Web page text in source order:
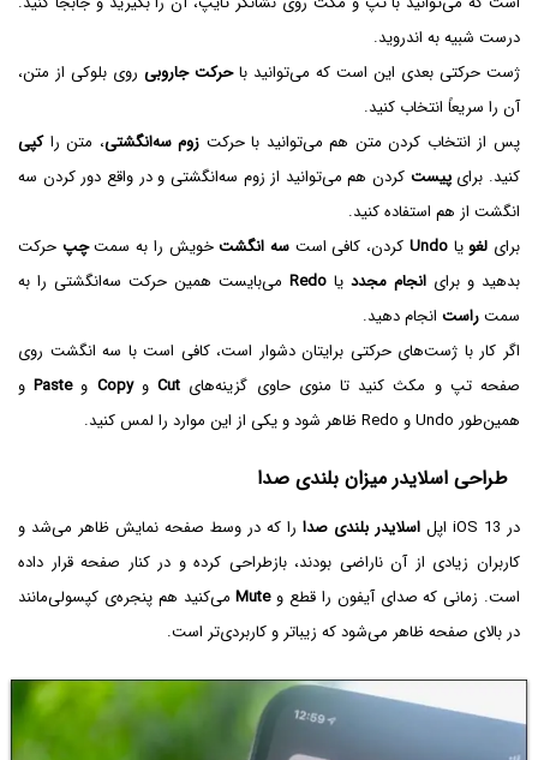
درست شبیه به اندروید.
ژست حرکتی بعدی این است که می‌توانید باحرکت جاروبی روی بلوکی از متن،
آن را سریعاً انتخاب کنید.
پس از انتخاب کردن متن هم می‌توانید با حرکت زوم سه‌انگشتی، متن راکپی
کنید. برایپیست کردن هم می‌توانید از زوم سه‌انگشتی و در واقع دور کردن سه
انگشت از هم استفاده کنید.
برای لغو یاUndo کردن، کافی است سه انگشتخویش را به سمتچپ حرکت
بدهید و برای انجام مجدد یا Redo می‌بایست همین حرکت سه‌انگشتی را به
سمتراست انجام دهید.
اگر کار با ژست‌های حرکتی برایتان دشوار است، کافی است با سه انگشت روی
صفحه تپ و مکث کنید تا منوی حاوی گزینه‌های CutوCopy وPasteو
همین‌طور Undo و Redo ظاهر شود و یکی از این موارد را لمس کنید.
طراحی اسلایدر میزان بلندی صدا
در iOS 13 اپل اسلایدر بلندی صدا را که در وسط صفحه نمایش ظاهر می‌شد و
کاربران زیادی از آن ناراضی بودند، بازطراحی کرده و در کنار صفحه قرار داده
است. زمانی که صدای آیفون را قطع وMuteمی‌کنید هم پنجره‌ی کپسولی‌مانند
در بالای صفحه ظاهر می‌شود که زیباتر و کاربردی‌تر است.